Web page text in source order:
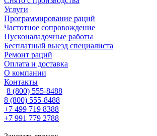
Услуги
Программирование раций
Частотное сопровождение
Пусконаладочные работы
Бесплатный выезд специалиста
Ремонт раций
Оплата и доставка
О компании
Контакты
8 (800) 555-8488
8 (800) 555-8488
+7 499 719 8388
+7 991 779 2788